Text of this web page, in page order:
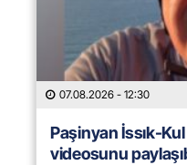
07.08.2026 - 12:30
Paşinyan İssık-
videosunu